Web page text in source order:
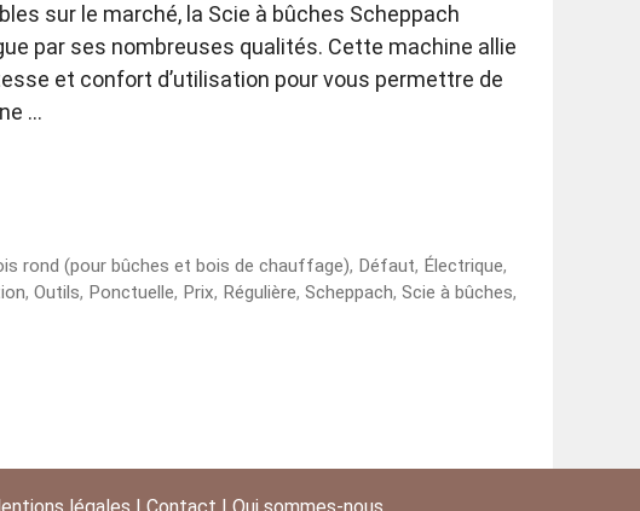
sur le marché, la Scie à bûches Scheppach
par ses nombreuses qualités. Cette machine allie
et confort d’utilisation pour vous permettre de
…
rond (pour bûches et bois de chauffage), Défaut, Électrique,
, Outils, Ponctuelle, Prix, Régulière, Scheppach, Scie à bûches,